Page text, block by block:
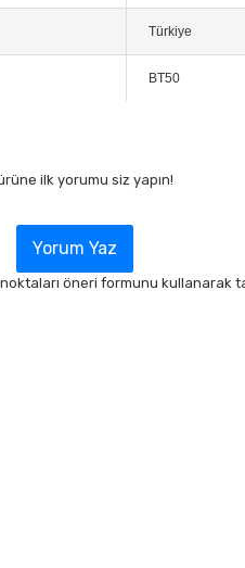
Türkiye
BT50
ilk yorumu siz yapın!
Yorum Yaz
öneri formunu kullanarak